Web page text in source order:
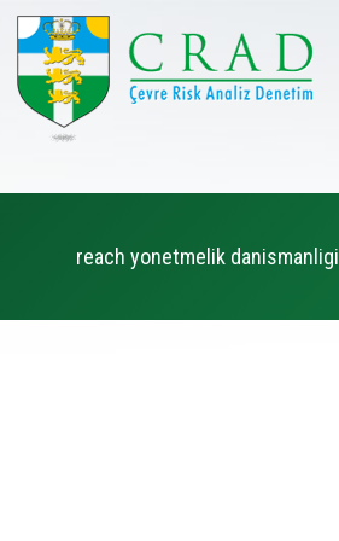
reach yonetmelik danismanligi